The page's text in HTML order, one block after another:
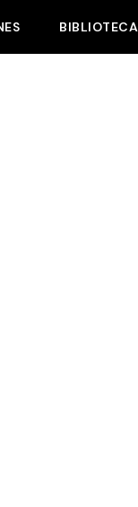
BIBLIOTECA